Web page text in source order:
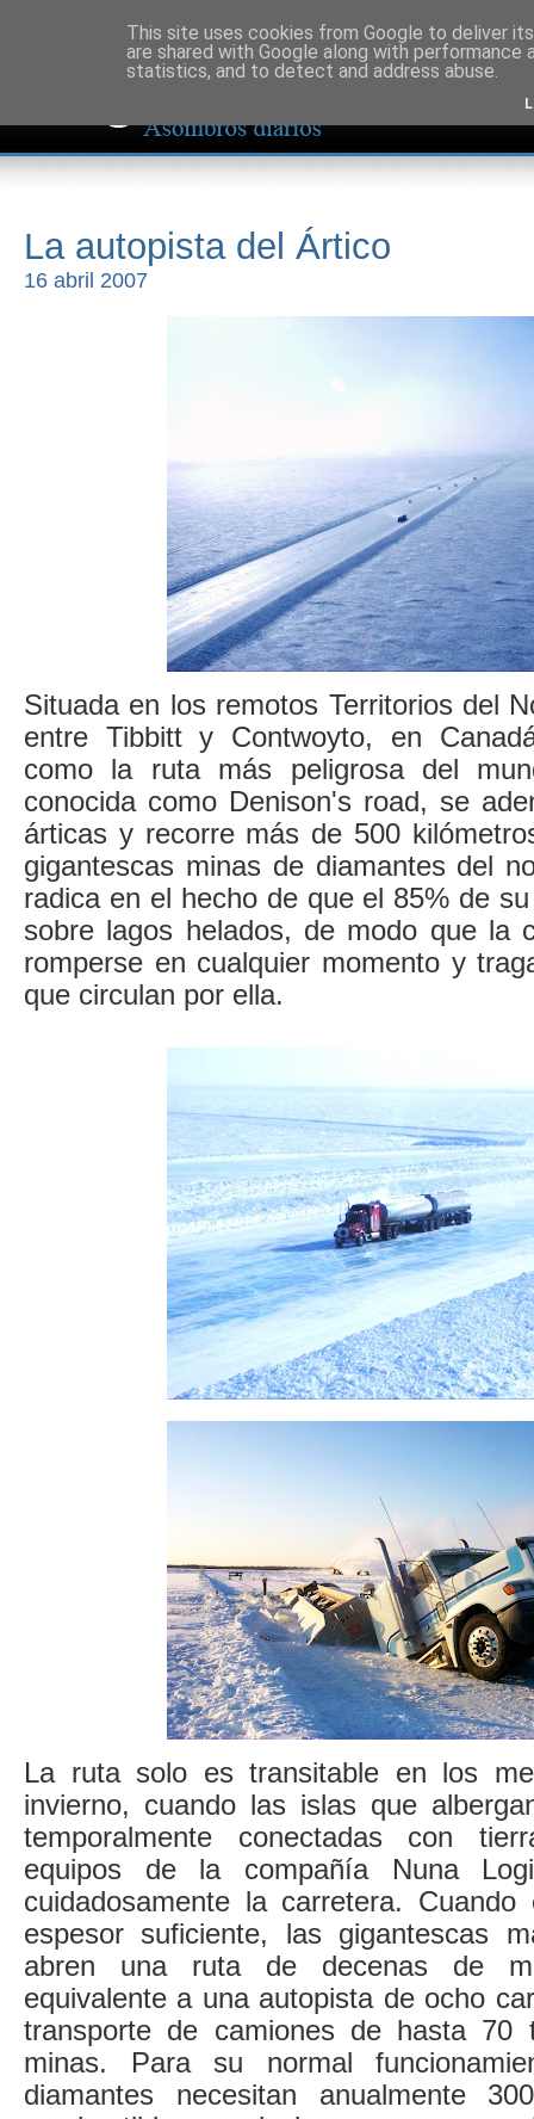
La autopista del Ártico
16 abril 2007
Situada en los remotos Territorios del
entre Tibbitt y Contwoyto, en
como la ruta más peligrosa del
conocida como Denison's road, se
árticas y recorre más de 500
gigantescas minas de diamantes del
radica en el hecho de que el 85% de
sobre lagos helados, de modo que la
romperse en cualquier momento y
que circulan por ella.
La ruta solo es transitable en los
invierno, cuando las islas que
temporalmente conectadas con
equipos de la compañía Nuna
cuidadosamente la carretera.
espesor suficiente, las gigantescas
abren una ruta de decenas de
equivalente a una autopista de ocho
transporte de camiones de hasta 70
minas. Para su normal
diamantes necesitan anualmente
This site uses cookies from Google to deliver
are shared with Google along with
statistics, and to detect and address abuse.